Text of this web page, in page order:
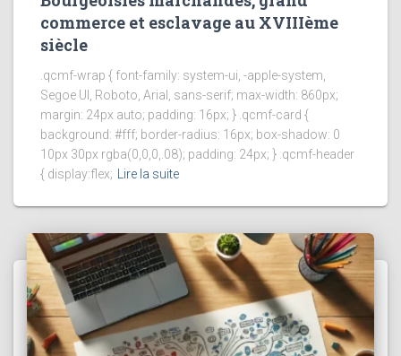
commerce et esclavage au XVIIIème
siècle
.qcmf-wrap { font-family: system-ui, -apple-system,
Segoe UI, Roboto, Arial, sans-serif; max-width: 860px;
margin: 24px auto; padding: 16px; } .qcmf-card {
background: #fff; border-radius: 16px; box-shadow: 0
10px 30px rgba(0,0,0,.08); padding: 24px; } .qcmf-header
{ display:flex; Lire la suite